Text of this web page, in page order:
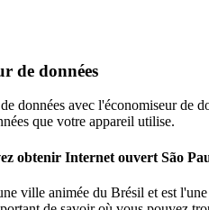
de données
données avec l'économiseur de
que votre appareil utilise.
obtenir Internet ouvert São
ville animée du Brésil et est